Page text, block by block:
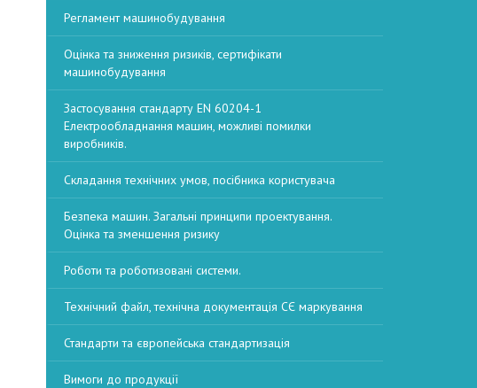
Регламент машинобудування
Оцінка та зниження ризиків, сертифікати
машинобудування
Застосування стандарту EN 60204-1
Електрообладнання машин, можливі помилки
виробників.
Складання технічних умов, посібника користувача
Безпека машин. Загальні принципи проектування.
Оцінка та зменшення ризику
Роботи та роботизовані системи.
Технічний файл, технічна документація СЄ маркування
Стандарти та європейська стандартизація
Вимоги до продукції